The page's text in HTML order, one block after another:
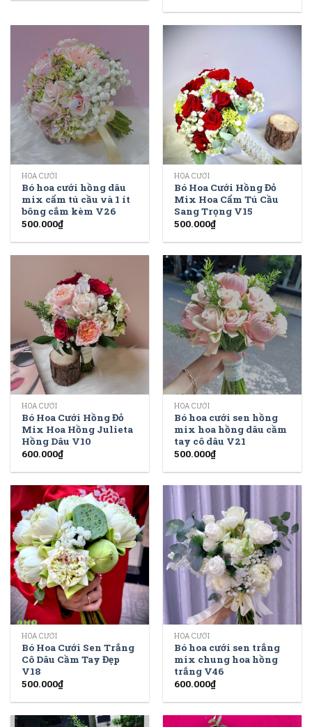
HOA CƯỚI
Bó hoa cưới hồng dâu
mix cẩm tú cầu và 1 ít
bông cắm kèm V26
500.000₫
HOA CƯỚI
Bó Hoa Cưới Hồng Đỏ
Mix Hoa Cẩm Tú Cầu
Sang Trọng V15
500.000₫
HOA CƯỚI
Bó Hoa Cưới Hồng Đỏ
Mix Hoa Hồng Julieta
Hồng Dâu V10
600.000₫
HOA CƯỚI
Bó hoa cưới sen hồng
mix hoa hồng dâu cầm
tay cô dâu V21
500.000₫
HOA CƯỚI
Bó Hoa Cưới Sen Trắng
Cô Dâu Cầm Tay Đẹp
V18
500.000₫
HOA CƯỚI
Bó hoa cưới sen trắng
mix chung hoa hồng
trắng V46
600.000₫